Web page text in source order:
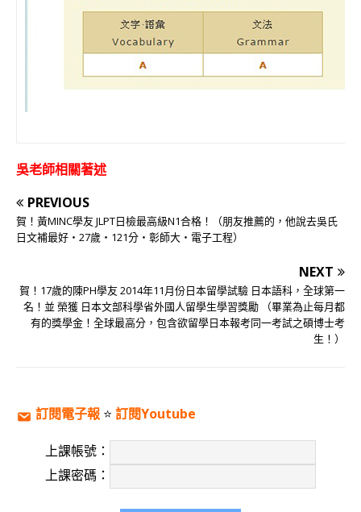
吳老師相關著述
PREVIOUS
賀！黃MINC學友 JLPT日檢最高級N1合格！（朋友推薦的，他說去吳氏
日文補最好‧27歲‧121分‧彰師大‧電子工程）
NEXT
賀！17歲的陳PH學友 2014年11月份日本留學試驗 日本語科，全球第一
名！並 榮獲 日本文部科學省外國人留學生學習獎勵 （畢業為止每月都
有的獎學金！全球最高分，包含欲留學日本報考同一考試之碩博士考
生！）
訂閱電子報 ⭐️ 訂閱Youtube
上課帳號：
上課密碼：